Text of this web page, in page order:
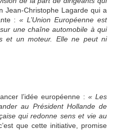
Jean-Christophe Lagarde qui a
:« L’Union Européenne est
une chaîne automobile à qui
et un moteur. Elle ne peut ni
l’idée européenne : « Les
au Président Hollande de
qui redonne sens et vie au
que cette initiative, promise